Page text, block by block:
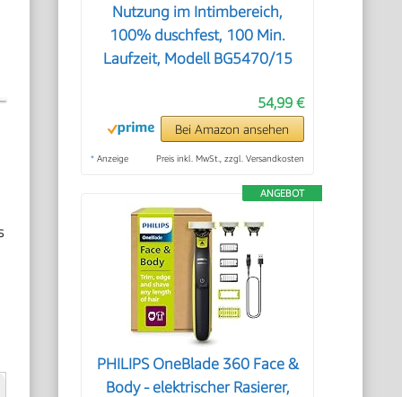
Nutzung im Intimbereich,
100% duschfest, 100 Min.
Laufzeit, Modell BG5470/15
54,99 €
Bei Amazon ansehen
* Anzeige Preis inkl. MwSt., zzgl. Versandkosten
ANGEBOT
PHILIPS OneBlade 360 Face &
Body - elektrischer Rasierer,